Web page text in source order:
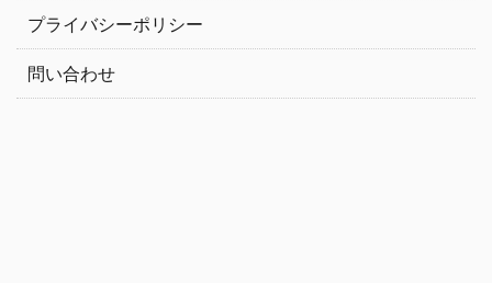
プライバシーポリシー
問い合わせ